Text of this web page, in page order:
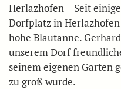
Herlazhofen – Seit
Dorfplatz in
hohe Blautanne.
unserem Dorf
seinem eigenen Garten
zu groß wurde.